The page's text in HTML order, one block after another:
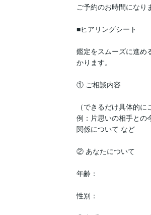
ご予約のお時間になり
■ヒアリングシート
鑑定をスムーズに進め
かります。
① ご相談内容
（できるだけ具体的に
例：片思いの相手との
関係について など
② あなたについて
年齢：
性別：